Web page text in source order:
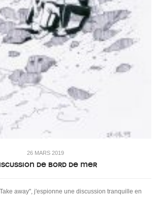
26 MARS 2019
de bord de mer
away", j'espionne une discussion tranquille en